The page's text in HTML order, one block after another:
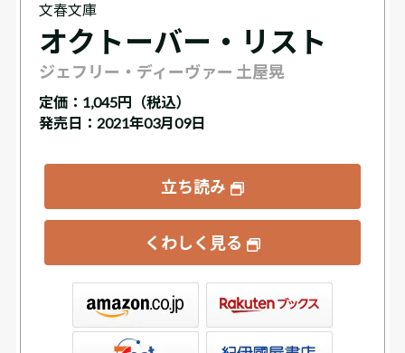
文春文庫
オクトーバー・リスト
ジェフリー・ディーヴァー 土屋晃
定価： 1,045円（税込）
発売日：2021年03月09日
立ち読み
くわしく見る
書店ウェブストア